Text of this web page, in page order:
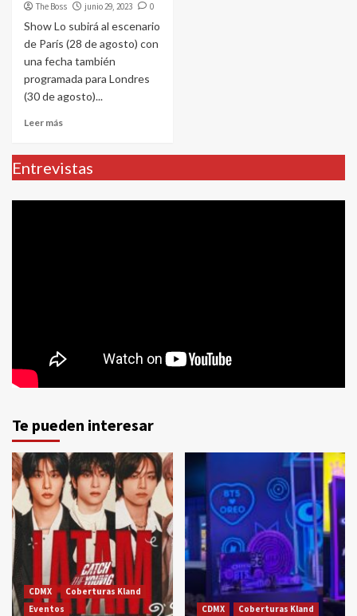
The Boss junio 29, 2023 0
Show Lo subirá al escenario
de París (28 de agosto) con
una fecha también
programada para Londres
(30 de agosto)...
Leer más
Entrevistas
Te pueden interesar
CDMX
Coberturas Kland
Eventos
CDMX Coberturas Kland